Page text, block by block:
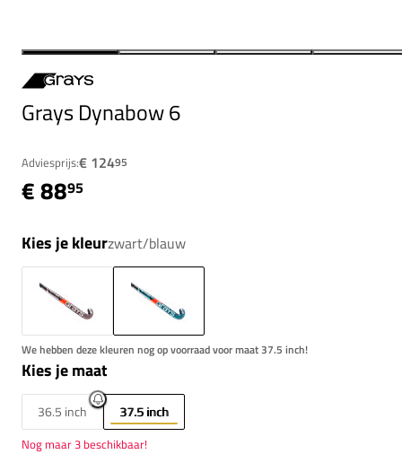
Grays Dynabow 6
Adviesprijs:€ 12495
€ 8895
Kies je kleurzwart/blauw
We hebben deze kleuren nog op voorraad voor maat 37.5 inch!
Kies je maat
36.5 inch 37.5 inch
Nog maar 3 beschikbaar!